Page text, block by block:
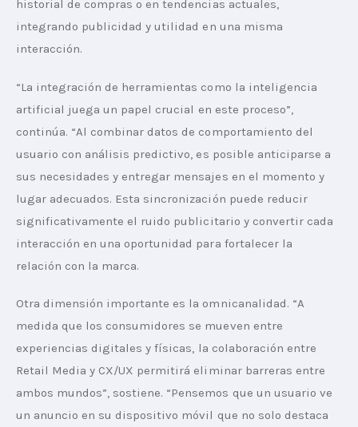
historial de compras o en tendencias actuales,
integrando publicidad y utilidad en una misma
interacción.
“La integración de herramientas como la inteligencia
artificial juega un papel crucial en este proceso”,
continúa. “Al combinar datos de comportamiento del
usuario con análisis predictivo, es posible anticiparse a
sus necesidades y entregar mensajes en el momento y
lugar adecuados. Esta sincronización puede reducir
significativamente el ruido publicitario y convertir cada
interacción en una oportunidad para fortalecer la
relación con la marca.
Otra dimensión importante es la omnicanalidad. “A
medida que los consumidores se mueven entre
experiencias digitales y físicas, la colaboración entre
Retail Media y CX/UX permitirá eliminar barreras entre
ambos mundos”, sostiene. “Pensemos que un usuario ve
un anuncio en su dispositivo móvil que no solo destaca